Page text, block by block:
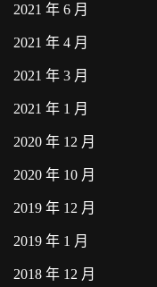
2021 年 6 月
2021 年 4 月
2021 年 3 月
2021 年 1 月
2020 年 12 月
2020 年 10 月
2019 年 12 月
2019 年 1 月
2018 年 12 月